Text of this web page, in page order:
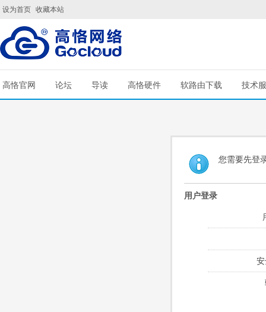
设为首页 收藏本站
高恪官网 论坛 导读 高恪硬件 软路由下载 技术
您需要先登
用户登录